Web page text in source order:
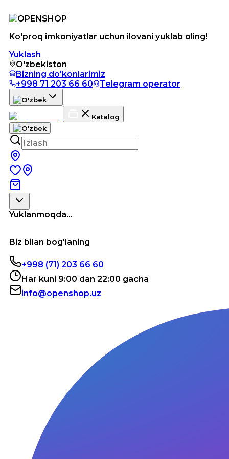
Ko'proq imkoniyatlar uchun ilovani yuklab oling!
Yuklash
O'zbekiston
Bizning do'konlarimiz
+998 71 203 66 60
Telegram operator
Katalog
Yuklanmoqda...
Biz bilan bog'laning
+998 (71) 203 66 60
Har kuni 9:00 dan 22:00 gacha
info@openshop.uz